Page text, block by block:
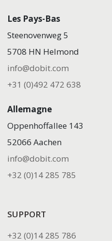
Les Pays-Bas
Steenovenweg 5
5708 HN Helmond
info@dobit.com
+31 (0)492 472 638
Allemagne
Oppenhoffallee 143
52066 Aachen
info@dobit.com
+32 (0)14 285 785
SUPPORT
+32 (0)14 285 786